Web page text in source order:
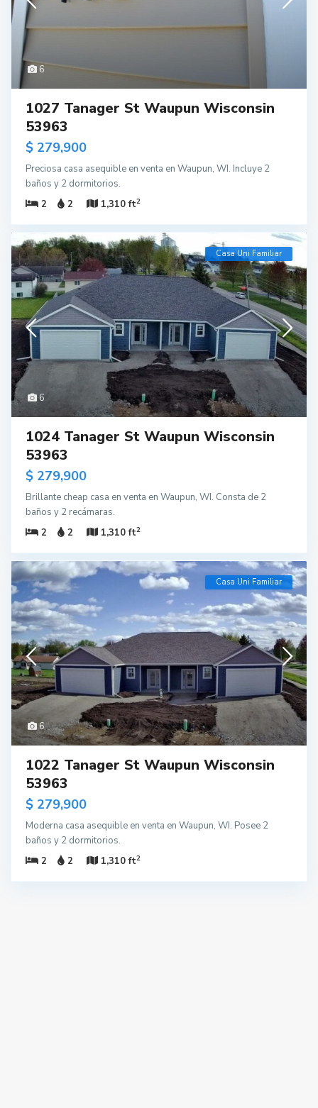
6
1027 Tanager St Waupun Wisconsin
53963
$ 279,900
Preciosa casa asequible en venta en Waupun, WI. Incluye 2
baños y 2 dormitorios.
2
2 1,310 ft2
6
Casa Uni Familiar
1024 Tanager St Waupun Wisconsin
53963
$ 279,900
Brillante cheap casa en venta en Waupun, WI. Consta de 2
baños y 2 recámaras.
2
2 1,310 ft2
6
Casa Uni Familiar
1022 Tanager St Waupun Wisconsin
53963
$ 279,900
Moderna casa asequible en venta en Waupun, WI. Posee 2
baños y 2 dormitorios.
2
2 1,310 ft2